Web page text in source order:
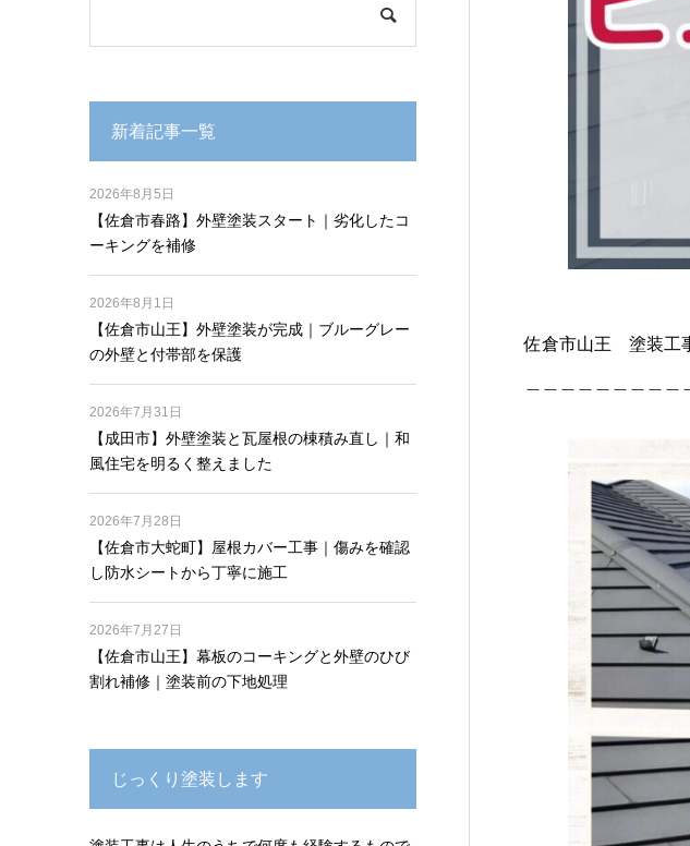
佐倉市山王 塗装工
新着記事一覧
【佐倉市春路】外壁塗装スタート｜劣化したコ
ーキングを補修
2026年8月5日
【佐倉市山王】外壁塗装が完成｜ブルーグレー
の外壁と付帯部を保護
2026年8月1日
【成田市】外壁塗装と瓦屋根の棟積み直し｜和
風住宅を明るく整えました
2026年7月31日
【佐倉市大蛇町】屋根カバー工事｜傷みを確認
し防水シートから丁寧に施工
2026年7月28日
【佐倉市山王】幕板のコーキングと外壁のひび
割れ補修｜塗装前の下地処理
2026年7月27日
じっくり塗装します